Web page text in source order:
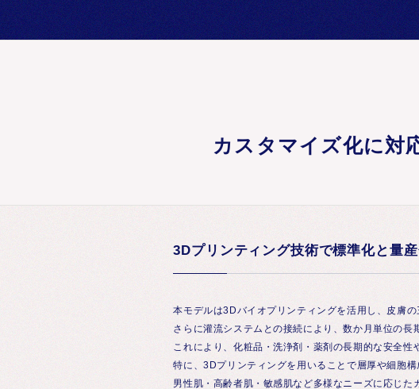
カスタマイズ化に対
3Dプリンティング技術で標準化と量
本モデルは3Dバイオプリンティングを活用し、皮膚
さらに灌流システムとの接続により、数か月単位の長
これにより、化粧品・洗浄剤・薬剤の長期的な安全性
特に、3Dプリンティングを用いることで層厚や細胞構
男性肌・高齢者肌・敏感肌など多様なニーズに応じた